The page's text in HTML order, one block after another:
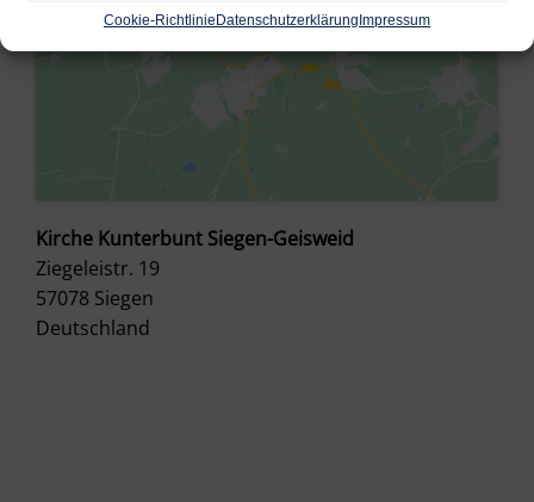
Cookie-Richtlinie Datenschutzerklärung Impressum
Kirche Kunterbunt Siegen-Geisweid
Ziegeleistr. 19
57078 Siegen
Deutschland